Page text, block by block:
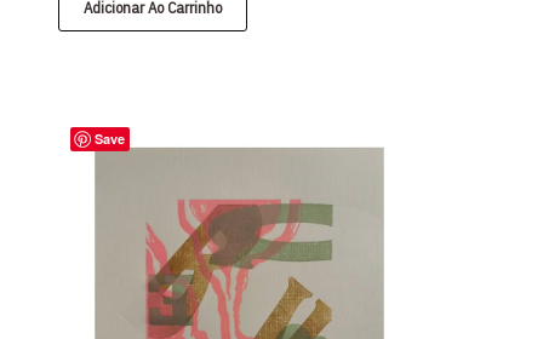
Adicionar Ao Carrinho
Save